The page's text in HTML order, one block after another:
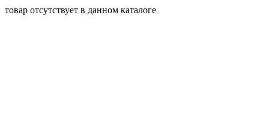
товар отсутствует в данном каталоге